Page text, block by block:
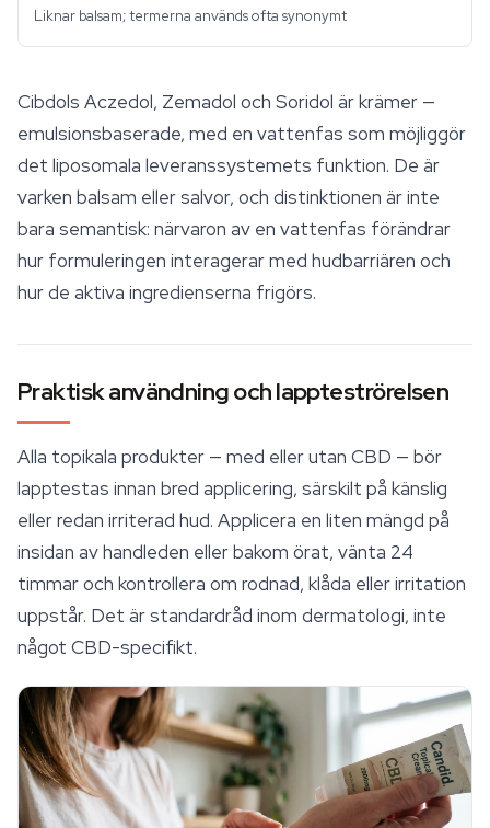
Liknar balsam; termerna används ofta synonymt
Cibdols Aczedol, Zemadol och Soridol är krämer —
emulsionsbaserade, med en vattenfas som möjliggör
det liposomala leveranssystemets funktion. De är
varken balsam eller salvor, och distinktionen är inte
bara semantisk: närvaron av en vattenfas förändrar
hur formuleringen interagerar med hudbarriären och
hur de aktiva ingredienserna frigörs.
Praktisk användning och lappteströrelsen
Alla topikala produkter — med eller utan CBD — bör
lapptestas innan bred applicering, särskilt på känslig
eller redan irriterad hud. Applicera en liten mängd på
insidan av handleden eller bakom örat, vänta 24
timmar och kontrollera om rodnad, klåda eller irritation
uppstår. Det är standardråd inom dermatologi, inte
något CBD-specifikt.